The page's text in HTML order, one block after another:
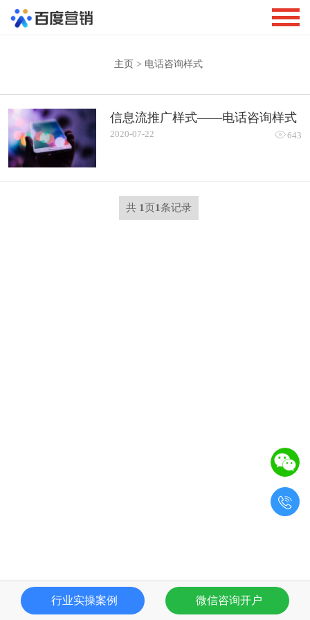
主页 > 电话咨询样式
信息流推广样式——电话咨询样式
2020-07-22 643
共 1页1条记录
行业实操案例 微信咨询开户
